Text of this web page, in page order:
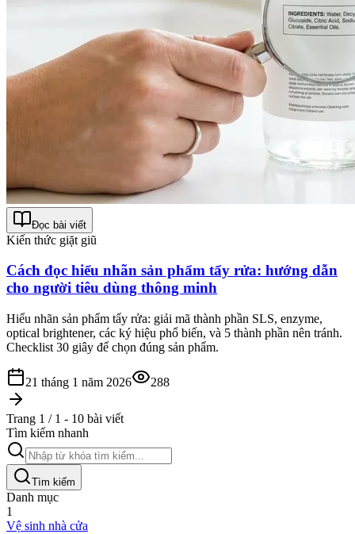
Đọc bài viết
Kiến thức giặt giũ
Cách đọc hiểu nhãn sản phẩm tẩy rửa: hướng dẫn
cho người tiêu dùng thông minh
Hiểu nhãn sản phẩm tẩy rửa: giải mã thành phần SLS, enzyme,
optical brightener, các ký hiệu phổ biến, và 5 thành phần nên tránh.
Checklist 30 giây để chọn đúng sản phẩm.
21 tháng 1 năm 2026 288
Trang 1 / 1 - 10 bài viết
Tìm kiếm nhanh
Tìm kiếm
Danh mục
1
Vệ sinh nhà cửa